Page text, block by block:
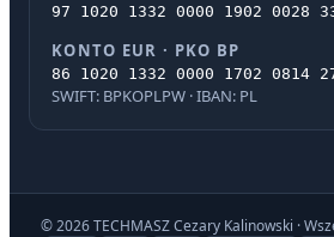
97 1020 1332 0000 1902 0028
KONTO EUR · PKO BP
86 1020 1332 0000 1702 0814
SWIFT: BPKOPLPW · IBAN: PL
© 2026 TECHMASZ Cezary Kalinowski ·